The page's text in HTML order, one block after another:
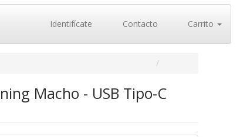
Identifícate Contacto Carrito
Macho - USB Tipo-C